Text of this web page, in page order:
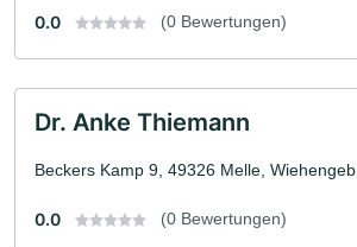
0.0 (0 Bewertungen)
Dr. Anke Thiemann
Beckers Kamp 9, 49326 Melle, Wiehengeb
0.0 (0 Bewertungen)